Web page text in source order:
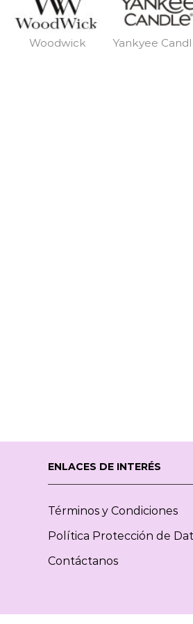
Woodwick Yankyee
ENLACES DE INTERÉS
Términos y Condiciones
Política Protección de
Contáctanos